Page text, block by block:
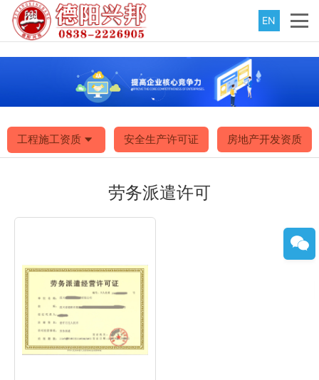
EN
工程施工资质 安全生产许可证 房地产开发资质
劳务派遣许可